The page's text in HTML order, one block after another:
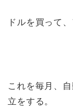
ドルを買って
これを毎月、
立をする。